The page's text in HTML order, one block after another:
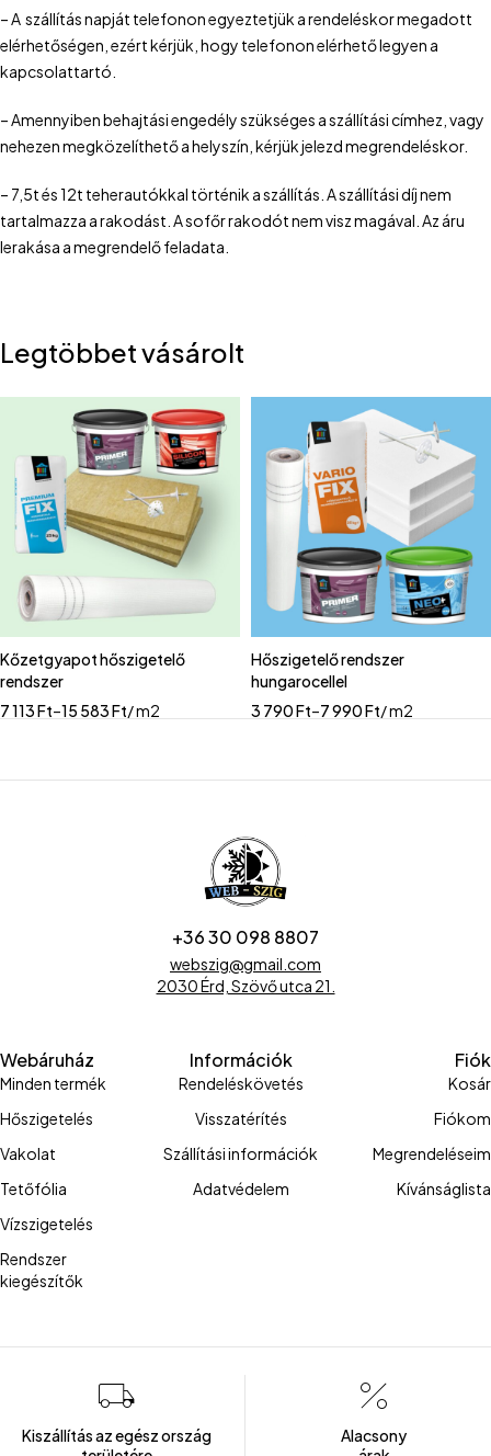
– A szállítás napját telefonon egyeztetjük a rendeléskor megadott
elérhetőségen, ezért kérjük, hogy telefonon elérhető legyen a
kapcsolattartó.
– Amennyiben behajtási engedély szükséges a szállítási címhez, vagy
nehezen megközelíthető a helyszín, kérjük jelezd megrendeléskor.
– 7,5t és 12t teherautókkal történik a szállítás. A szállítási díj nem
tartalmazza a rakodást. A sofőr rakodót nem visz magával. Az áru
lerakása a megrendelő feladata.
Legtöbbet vásárolt
Kőzetgyapot hőszigetelő
rendszer
7 113Ft–15 583Ft/ m2
Hőszigetelő rendszer
hungarocellel
3 790Ft–7 990Ft/ m2
+36 30 098 8807
webszig@gmail.com
2030 Érd, Szövő utca 21.
Webáruház
Minden termék
Hőszigetelés
Vakolat
Tetőfólia
Vízszigetelés
Rendszer
kiegészítők
Információk
Rendeléskövetés
Visszatérítés
Szállítási információk
Adatvédelem
Fiók
Kosár
Fiókom
Megrendeléseim
Kívánságlista
Kiszállítás az egész ország
Alacsony